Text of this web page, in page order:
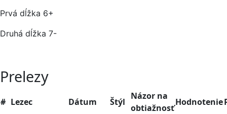
Prvá dĺžka 6+
Druhá dĺžka 7-
Prelezy
# Lezec Dátum Štýl
Názor na
obtiažnosť
Hodnotenie